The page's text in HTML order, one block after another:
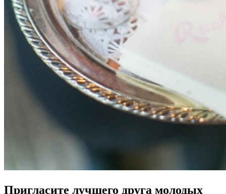
Пригласите лучшего друга молодых